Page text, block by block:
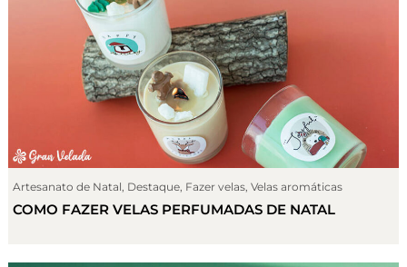
Artesanato de Natal Destaque Fazer velas Velas aromáticas
COMO FAZER VELAS PERFUMADAS DE NATAL